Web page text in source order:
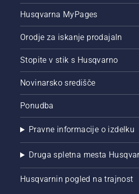
Husqvarna MyPages
Orodje za iskanje prodajaln
Stopite v stik s Husqvarno
Novinarsko središče
Ponudba
Pravne informacije o izdelku
Druga spletna mesta
Husqvarnin pogled na trajnost